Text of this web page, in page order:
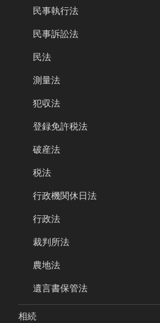
民事執行法
民事訴訟法
民法
測量法
犯収法
登録免許税法
破産法
税法
行政機関休日法
行政法
裁判所法
農地法
遺言書保管法
相続